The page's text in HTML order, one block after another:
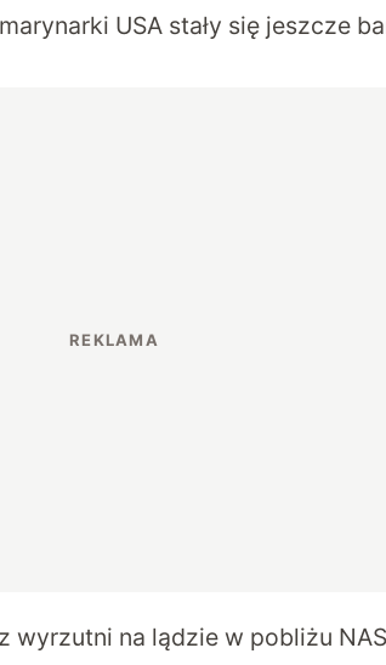
USA stały się jeszcze
wyrzutni na lądzie w pobliżu